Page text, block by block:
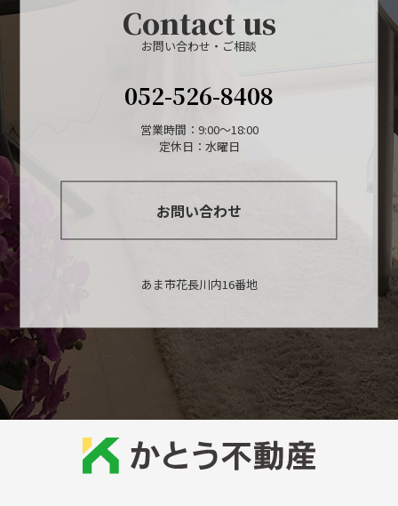
Contact us
お問い合わせ・ご相談
052-526-8408
営業時間：9:00～18:00
定休日：水曜日
お問い合わせ
あま市花長川内16番地